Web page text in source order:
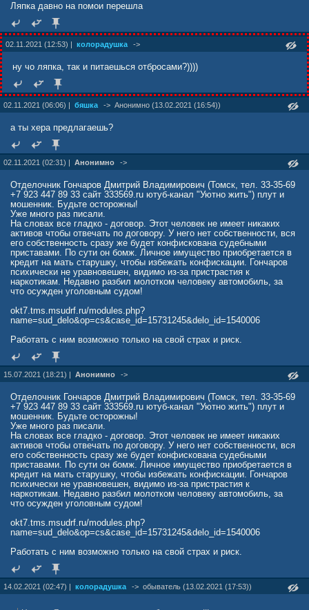
Ляпка давно на помои перешла
02.11.2021 (12:53) | колорадушка ->
ну чо ляпка, так и питаешься отбросами?))))
02.11.2021 (06:06) | бяшка -> Анонимно (13.02.2021 (16:54))
а ты хера предлагаешь?
02.11.2021 (02:31) | Анонимно ->
Отделочник Гончаров Дмитрий Владимирович (Томск, тел. 33-35-69
+7 923 447 89 33 сайт 333569.ru ютуб-канал "Уютно жить") плут и
мошенник. Будьте осторожны!
Уже много раз писали.
На словах все гладко - договор. Этот человек не имеет никаких
активов чтобы отвечать по договору. У него нет собственности, вся
его собственность сразу же будет конфискована судебными
приставами. По сути он бомж. Личное имущество приобретается в
кредит на мать старушку, чтобы избежать конфискации. Гончаров
психически не уравновешен, видимо из-за пристрастия к
наркотикам. Недавно разбил молотком человеку автомобиль, за
что осужден уголовным судом!
okt7.tms.msudrf.ru/modules.php?
name=sud_delo&op=cs&case_id=15731245&delo_id=1540006
Работать с ним возможно только на свой страх и риск.
15.07.2021 (18:21) | Анонимно ->
Отделочник Гончаров Дмитрий Владимирович (Томск, тел. 33-35-69
+7 923 447 89 33 сайт 333569.ru ютуб-канал "Уютно жить") плут и
мошенник. Будьте осторожны!
Уже много раз писали.
На словах все гладко - договор. Этот человек не имеет никаких
активов чтобы отвечать по договору. У него нет собственности, вся
его собственность сразу же будет конфискована судебными
приставами. По сути он бомж. Личное имущество приобретается в
кредит на мать старушку, чтобы избежать конфискации. Гончаров
психически не уравновешен, видимо из-за пристрастия к
наркотикам. Недавно разбил молотком человеку автомобиль, за
что осужден уголовным судом!
okt7.tms.msudrf.ru/modules.php?
name=sud_delo&op=cs&case_id=15731245&delo_id=1540006
Работать с ним возможно только на свой страх и риск.
14.02.2021 (02:47) | колорадушка -> обыватель (13.02.2021 (17:53))